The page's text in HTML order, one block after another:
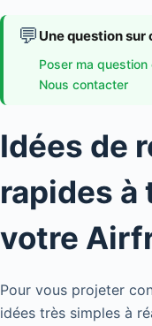
💬 Une question sur
Poser ma
Nous contacter
Idées de
rapides à
votre
Pour vous projeter
idées très simples à